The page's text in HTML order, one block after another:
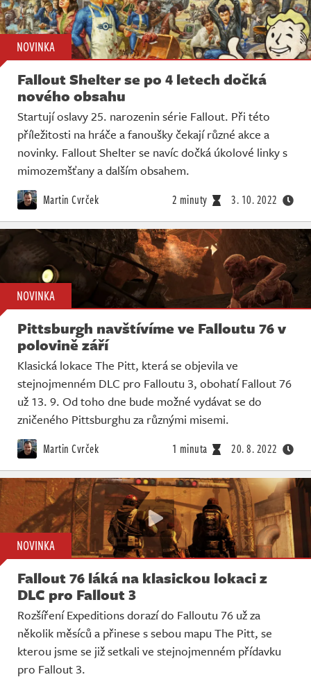
NOVINKA
Fallout Shelter se po 4 letech dočká
nového obsahu
Startují oslavy 25. narozenin série Fallout. Při této
příležitosti na hráče a fanoušky čekají různé akce a
novinky. Fallout Shelter se navíc dočká úkolové linky s
mimozemšťany a dalším obsahem.
Martin Cvrček 2 minuty 3. 10. 2022
NOVINKA
Pittsburgh navštívíme ve Falloutu 76 v
polovině září
Klasická lokace The Pitt, která se objevila ve
stejnojmenném DLC pro Falloutu 3, obohatí Fallout 76
už 13. 9. Od toho dne bude možné vydávat se do
zničeného Pittsburghu za různými misemi.
Martin Cvrček 1 minuta 20. 8. 2022
NOVINKA
Fallout 76 láká na klasickou lokaci z
DLC pro Fallout 3
Rozšíření Expeditions dorazí do Falloutu 76 už za
několik měsíců a přinese s sebou mapu The Pitt, se
kterou jsme se již setkali ve stejnojmenném přídavku
pro Fallout 3.